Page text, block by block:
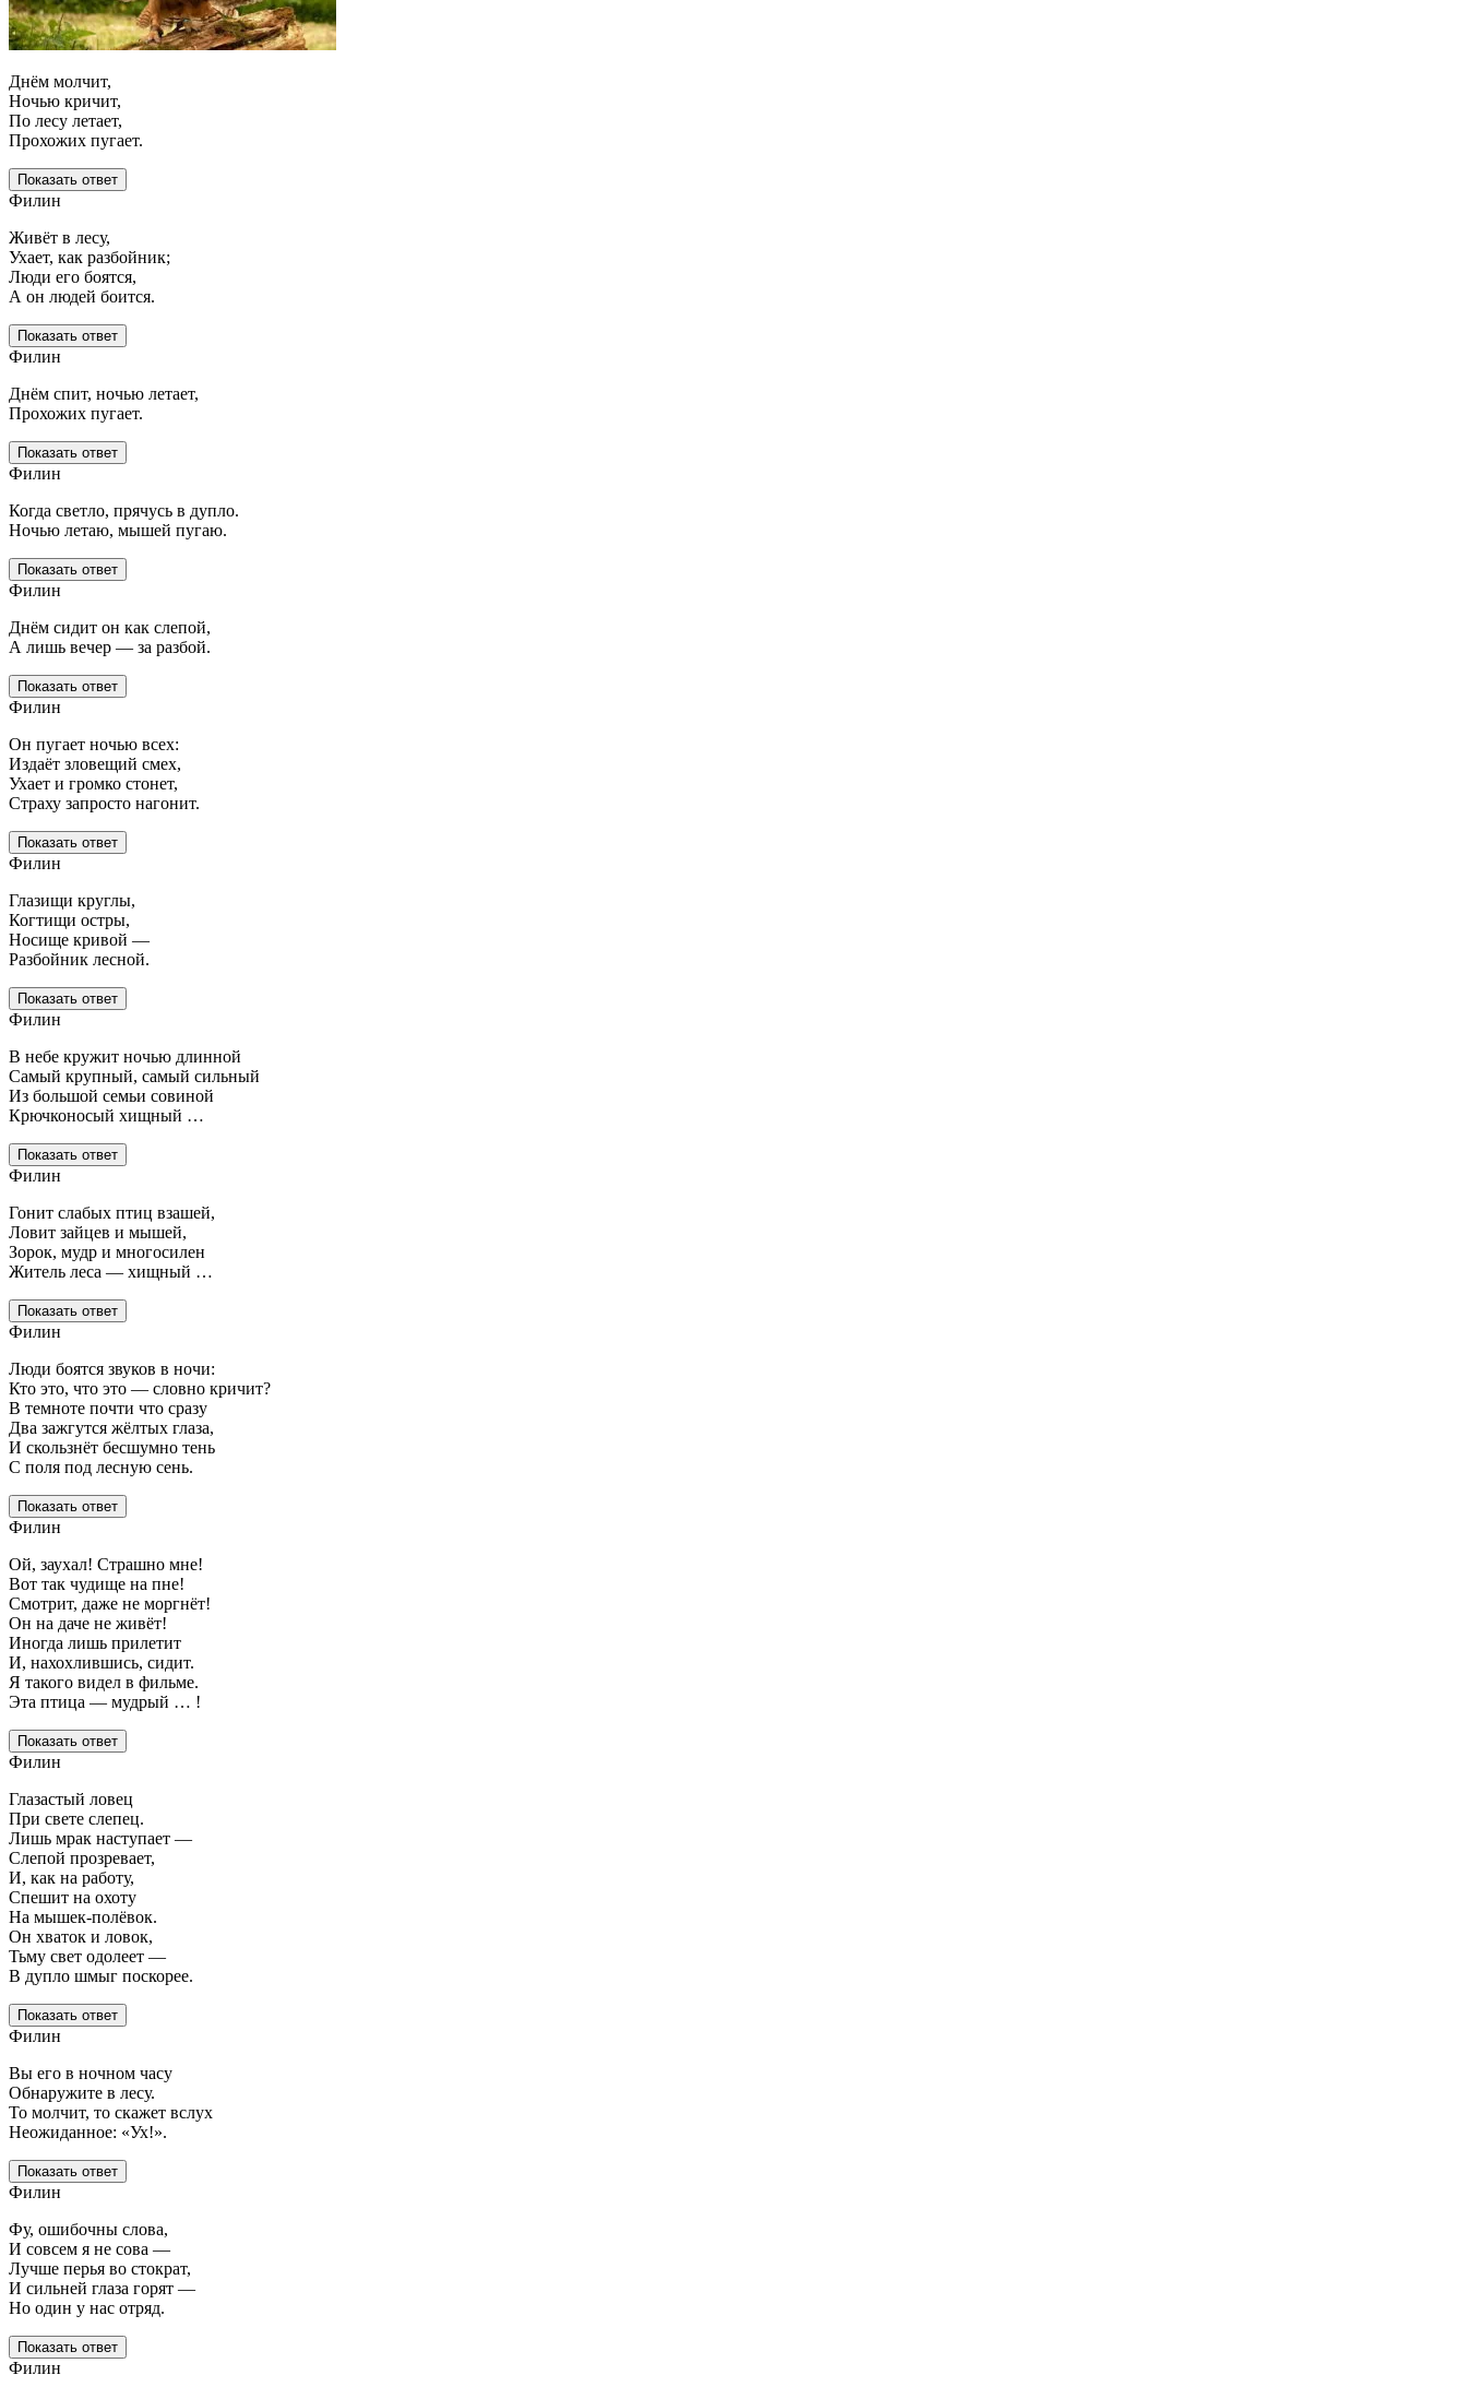
Днём молчит,
Ночью кричит,
По лесу летает,
Прохожих пугает.
Показать ответ
Филин
Живёт в лесу,
Ухает, как разбойник;
Люди его боятся,
А он людей боится.
Показать ответ
Филин
Днём спит, ночью летает,
Прохожих пугает.
Показать ответ
Филин
Когда светло, прячусь в дупло.
Ночью летаю, мышей пугаю.
Показать ответ
Филин
Днём сидит он как слепой,
А лишь вечер — за разбой.
Показать ответ
Филин
Он пугает ночью всех:
Издаёт зловещий смех,
Ухает и громко стонет,
Страху запросто нагонит.
Показать ответ
Филин
Глазищи круглы,
Когтищи остры,
Носище кривой —
Разбойник лесной.
Показать ответ
Филин
В небе кружит ночью длинной
Самый крупный, самый сильный
Из большой семьи совиной
Крючконосый хищный …
Показать ответ
Филин
Гонит слабых птиц взашей,
Ловит зайцев и мышей,
Зорок, мудр и многосилен
Житель леса — хищный …
Показать ответ
Филин
Люди боятся звуков в ночи:
Кто это, что это — словно кричит?
В темноте почти что сразу
Два зажгутся жёлтых глаза,
И скользнёт бесшумно тень
С поля под лесную сень.
Показать ответ
Филин
Ой, заухал! Страшно мне!
Вот так чудище на пне!
Смотрит, даже не моргнёт!
Он на даче не живёт!
Иногда лишь прилетит
И, нахохлившись, сидит.
Я такого видел в фильме.
Эта птица — мудрый … !
Показать ответ
Филин
Глазастый ловец
При свете слепец.
Лишь мрак наступает —
Слепой прозревает,
И, как на работу,
Спешит на охоту
На мышек-полёвок.
Он хваток и ловок,
Тьму свет одолеет —
В дупло шмыг поскорее.
Показать ответ
Филин
Вы его в ночном часу
Обнаружите в лесу.
То молчит, то скажет вслух
Неожиданное: «Ух!».
Показать ответ
Филин
Фу, ошибочны слова,
И совсем я не сова —
Лучше перья во стократ,
И сильней глаза горят —
Но один у нас отряд.
Показать ответ
Филин